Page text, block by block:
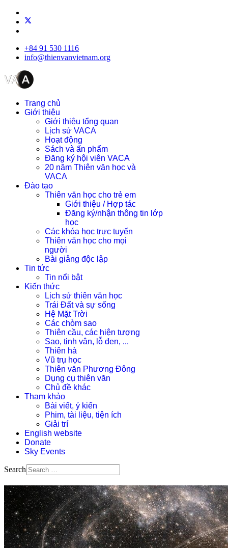
+84 91 530 1116
info@thienvanvietnam.org
Trang chủ
Giới thiệu
Giới thiệu tổng quan
Lịch sử VACA
Hoạt động
Sách và ấn phẩm
Đăng ký hội viên VACA
20 năm Thiên văn học và
VACA
Đào tạo
Thiên văn học cho trẻ em
Giới thiệu / Hợp tác
Đăng ký/nhận thông tin lớp
học
Các khóa học trực tuyến
Thiên văn học cho mọi
người
Bài giảng độc lập
Tin tức
Tin nổi bật
Kiến thức
Lịch sử thiên văn học
Trái Đất và sự sống
Hệ Mặt Trời
Các chòm sao
Thiên cầu, các hiện tượng
Sao, tinh vân, lỗ đen, ...
Thiên hà
Vũ trụ học
Thiên văn Phương Đông
Dụng cụ thiên văn
Chủ đề khác
Tham khảo
Bài viết, ý kiến
Phim, tài liệu, tiện ích
Giải trí
English website
Donate
Sky Events
Search